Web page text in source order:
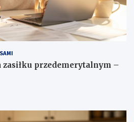
przedemerytalnym –